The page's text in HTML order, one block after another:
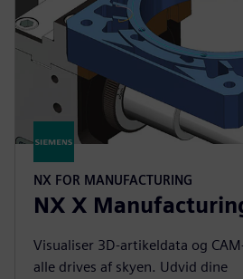
NX FOR MANUFACTURING
NX X
Visualiser 3D-artikeldata og
alle drives af skyen. Udvid dine